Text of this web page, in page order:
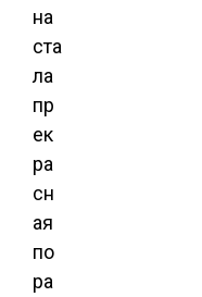
на
ста
ла
пр
ек
ра
сн
ая
по
ра